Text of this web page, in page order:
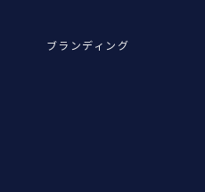
ブランディング